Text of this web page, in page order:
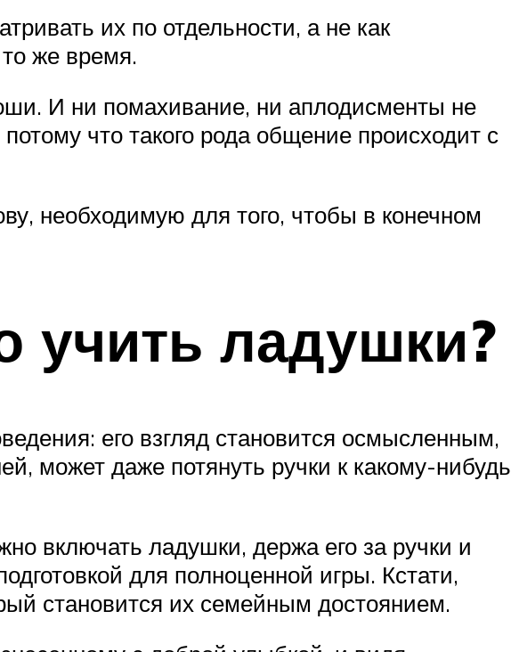
их по отдельности, а не как
же время.
И ни помахивание, ни аплодисменты не
что такого рода общение происходит с
необходимую для того, чтобы в конечном
учить ладушки?
его взгляд становится осмысленным,
может даже потянуть ручки к какому-нибудь
включать ладушки, держа его за ручки и
для полноценной игры. Кстати,
становится их семейным достоянием.